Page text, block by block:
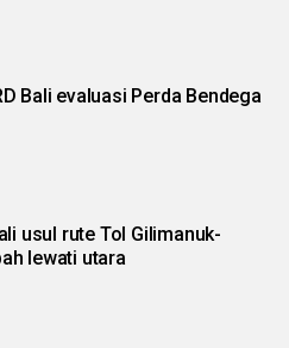
Bali evaluasi Perda Bendega
usul rute Tol Gilimanuk-
lewati utara